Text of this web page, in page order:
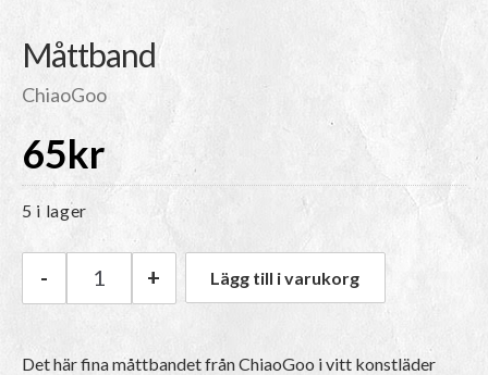
Måttband
ChiaoGoo
65kr
5 i lager
ChiaoGoo Måttband mängd
- + Lägg till i varukorg
Det här fina måttbandet från ChiaoGoo i vitt konstläder